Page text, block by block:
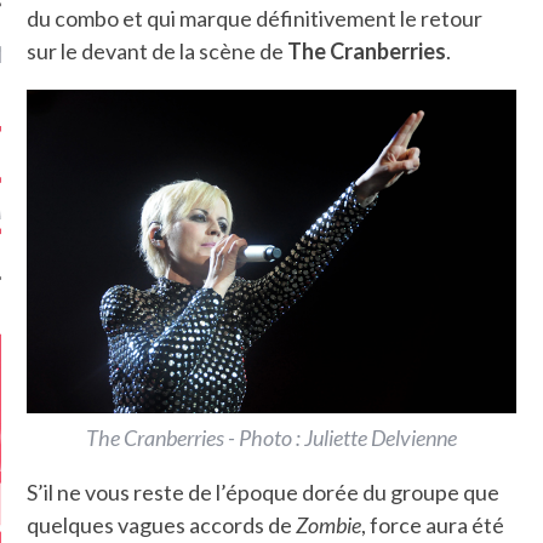
CRITIQUES
6.8
– HEL...
du combo et qui marque définitivement le retour
sur le devant de la scène de The Cranberries.
The Cranberries - Photo : Juliette Delvienne
S’il ne vous reste de l’époque dorée du groupe que
quelques vagues accords deZombie, force aura été